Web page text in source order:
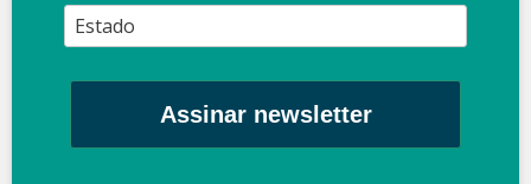
Assinar newsletter